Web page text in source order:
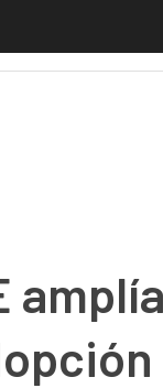
y HPE